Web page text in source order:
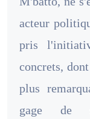
acteur
pris
concrets,
plus
gage de